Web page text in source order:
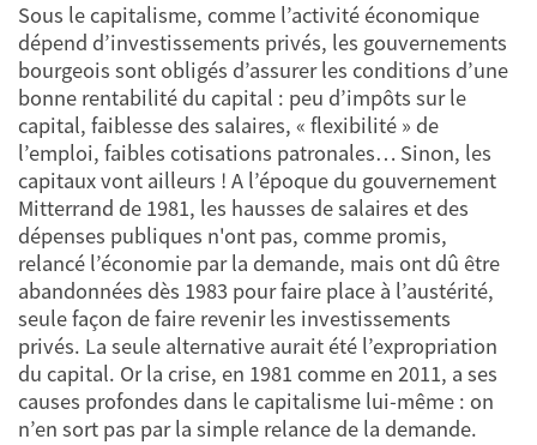
Sous le capitalisme, comme l’activité économique
dépend d’investissements privés, les gouvernements
bourgeois sont obligés d’assurer les conditions d’une
bonne rentabilité du capital : peu d’impôts sur le
capital, faiblesse des salaires, « flexibilité » de
l’emploi, faibles cotisations patronales… Sinon, les
capitaux vont ailleurs ! A l’époque du gouvernement
Mitterrand de 1981, les hausses de salaires et des
dépenses publiques n'ont pas, comme promis,
relancé l’économie par la demande, mais ont dû être
abandonnées dès 1983 pour faire place à l’austérité,
seule façon de faire revenir les investissements
privés. La seule alternative aurait été l’expropriation
du capital. Or la crise, en 1981 comme en 2011, a ses
causes profondes dans le capitalisme lui-même : on
n’en sort pas par la simple relance de la demande.